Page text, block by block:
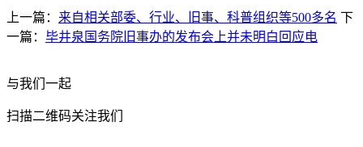
上一篇： 来自相关部委、行业、旧事、科普组织等500多名 下
一篇： 毕井泉国务院旧事办的发布会上并未明白回应电
与我们一起
扫描二维码关注我们